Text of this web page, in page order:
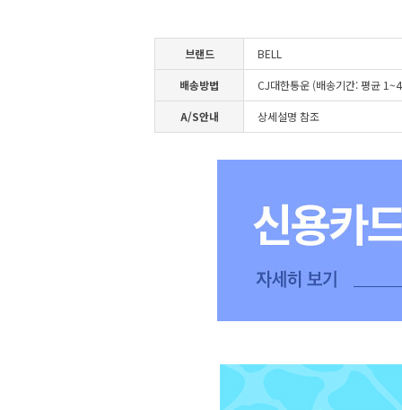
브랜드 BELL
배송방법 CJ대한통운 (배송기간: 평균
A/S안내 상세설명 참조